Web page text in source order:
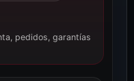
pedidos, garantías